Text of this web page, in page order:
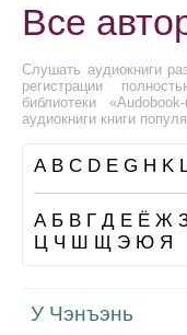
Все
Слушать аудиокниги
регистрации
библиотеки
аудиокниги книги
A B C D E G H K
А Б В Г Д Е Ё Ж
Ц Ч Ш Щ Э Ю Я
У Чэнъэнь